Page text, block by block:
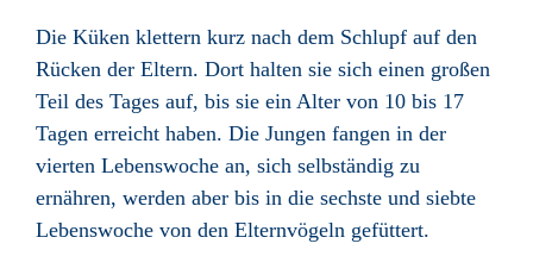
Die Küken klettern kurz nach dem Schlupf auf den
Rücken der Eltern. Dort halten sie sich einen großen
Teil des Tages auf, bis sie ein Alter von 10 bis 17
Tagen erreicht haben. Die Jungen fangen in der
vierten Lebenswoche an, sich selbständig zu
ernähren, werden aber bis in die sechste und siebte
Lebenswoche von den Elternvögeln gefüttert.